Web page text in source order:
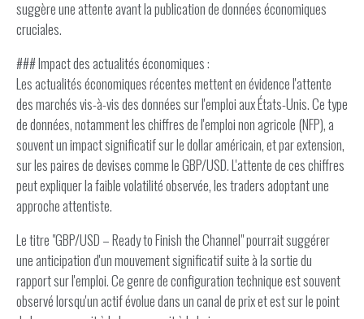
suggère une attente avant la publication de données économiques
cruciales.
### Impact des actualités économiques :
Les actualités économiques récentes mettent en évidence l'attente
des marchés vis-à-vis des données sur l'emploi aux États-Unis. Ce type
de données, notamment les chiffres de l'emploi non agricole (NFP), a
souvent un impact significatif sur le dollar américain, et par extension,
sur les paires de devises comme le GBP/USD. L'attente de ces chiffres
peut expliquer la faible volatilité observée, les traders adoptant une
approche attentiste.
Le titre "GBP/USD – Ready to Finish the Channel" pourrait suggérer
une anticipation d'un mouvement significatif suite à la sortie du
rapport sur l'emploi. Ce genre de configuration technique est souvent
observé lorsqu'un actif évolue dans un canal de prix et est sur le point